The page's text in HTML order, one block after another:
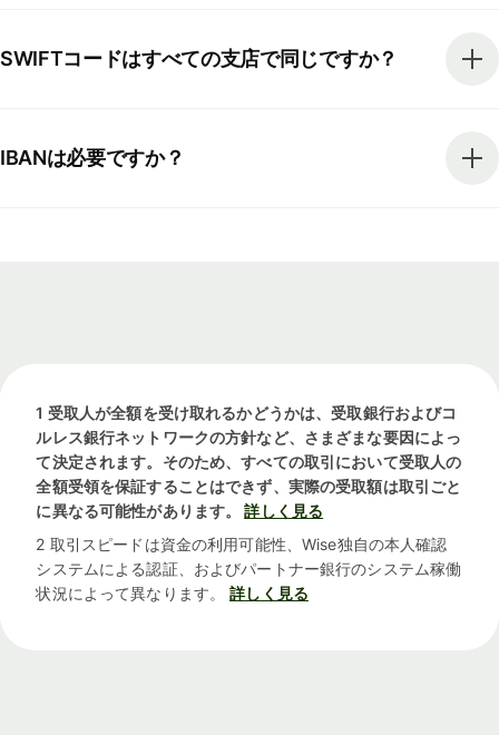
SWIFTコードはすべての支店で同じですか？
IBANは必要ですか？
1 受取人が全額を受け取れるかどうかは、受取銀行およびコ
ルレス銀行ネットワークの方針など、さまざまな要因によっ
て決定されます。そのため、すべての取引において受取人の
全額受領を保証することはできず、実際の受取額は取引ごと
に異なる可能性があります。
詳しく見る
2 取引スピードは資金の利用可能性、Wise独自の本人確認
システムによる認証、およびパートナー銀行のシステム稼働
状況によって異なります。
詳しく見る